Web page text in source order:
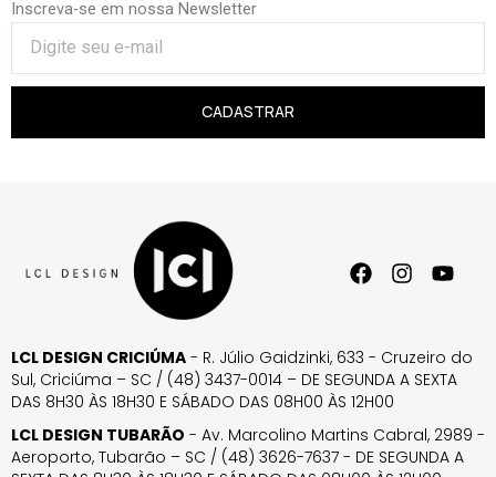
Inscreva-se em nossa Newsletter
CADASTRAR
LCL DESIGN CRICIÚMA - R. Júlio Gaidzinki, 633 - Cruzeiro do
Sul, Criciúma – SC / (48) 3437-0014 – DE SEGUNDA A SEXTA
DAS 8H30 ÀS 18H30 E SÁBADO DAS 08H00 ÀS 12H00
LCL DESIGN TUBARÃO - Av. Marcolino Martins Cabral, 2989 -
Aeroporto, Tubarão – SC / (48) 3626-7637 - DE SEGUNDA A